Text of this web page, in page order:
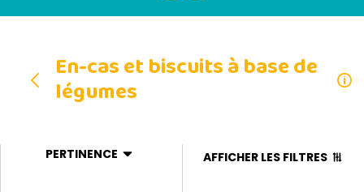
En-cas et biscuits à base de
légumes
PERTINENCE AFFICHER LES FILTRES